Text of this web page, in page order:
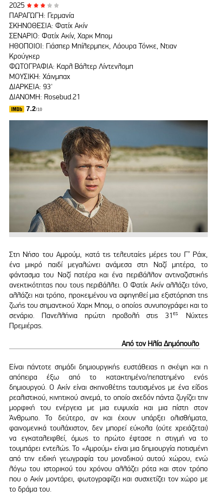
2025
ΠΑΡΑΓΩΓΗ: Γερμανία
ΣΚΗΝΟΘΕΣΙΑ: Φατίχ Ακίν
ΣΕΝΑΡΙΟ: Φατίχ Ακίν, Χαρκ Μπομ
ΗΘΟΠΟΙΟΙ: Γιάσπερ Μπίλερμπεκ, Λάουρα Τόνκε, Ντιαν
Κρούγκερ
ΦΩΤΟΓΡΑΦΙΑ: Καρλ Βάλτερ Λίντενλομπ
ΜΟΥΣΙΚΗ: Χάινμπαχ
ΔΙΑΡΚΕΙΑ: 93'
ΔΙΑΝΟΜΗ: Rosebud.21
7.2/10
Στη Νήσο του Αμρούμ, κατά τις τελευταίες μέρες του Γ’ Ράιχ,
ένα μικρό παιδί μεγαλώνει ανάμεσα στη Ναζί μητέρα, το
φάντασμα του Ναζί πατέρα και ένα περιβάλλον αντιναζιστικής
ανεκτικότητας που τους περιβάλλει. Ο Φατίχ Ακίν αλλάζει τόνο,
αλλάζει και τρόπο, προκειμένου να αφηγηθεί μια εξιστόρηση της
ζωής του σημαντικού Χαρκ Μπομ, ο οποίος συνυπογράφει και το
σενάριο. Πανελλήνια πρώτη προβολή στις 31ες
Νύχτες
Πρεμιέρας.
Από τον Ηλία Δημόπουλο
Είναι πάντοτε σημάδι δημιουργικής ευστάθειας η σκέψη και η
απόπειρα έξω από το κατακτημένο/πεπατημένο ενός
δημιουργού. Ο Ακίν είναι σκηνοθέτης ταυτισμένος με ένα είδος
ρεαλιστικού, κινητικού σινεμά, το οποίο σχεδόν πάντα ζυγίζει την
μορφική του ενέργεια με μια ευψυχία και μια πίστη στον
Άνθρωπο. Το δεύτερο, αν και έχουν υπάρξει ολισθήματα,
φαινομενικά τουλάχιστον, δεν μπορεί εύκολα (ούτε χρειάζεται)
να εγκαταλειφθεί, όμως το πρώτο έφτασε η στιγμή να το
τουμπάρει εντελώς. Το «Αμρούμ» είναι μια δημιουργία ποτισμένη
από την ειδική γεωγραφία του μοναδικού αυτού χώρου, ενώ
λόγω του ιστορικού του χρόνου αλλάζει ρότα και στον τρόπο
που ο Ακίν μοντάρει, φωτογραφίζει και συσχετίζει τον χώρο με
το δράμα του.